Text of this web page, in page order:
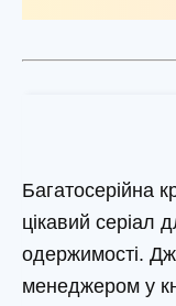
Багатосерійна
цікавий серіал
одержимості.
менеджером у